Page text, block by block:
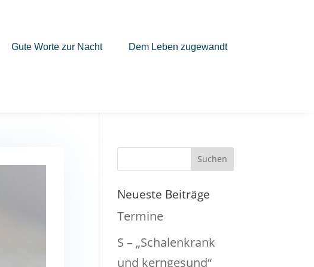
Gute Worte zur Nacht Dem Leben zugewandt
Neueste Beiträge
Termine
S – „Schalenkrank
und kerngesund“